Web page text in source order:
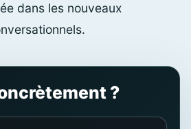
dans les nouveaux
?